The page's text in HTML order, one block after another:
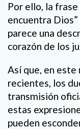
Por ello, la
encuentra
parece una
corazón de los
Así que, en este
recientes, los
transmisión
estas
pueden